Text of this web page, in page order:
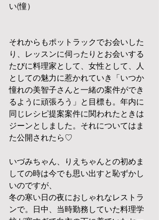
い(憧）
それからもポットラックでお会いした
り、レッスンに伺ったりとお会いする
たびに料理家として、女性として、人
としての魅力に惹かれていき「いつか
憧れの美智子さんと一緒の案件ができ
るように頑張ろう」と目標も。年内に
同じレシピ提案案件に関われたときは
ジーンとしました。それについてはま
た公開されたら♡
いづみちゃん、りえちゃんとの初めま
しての時は今でも思い出すと恥ずかし
いのですが、
冬の寒い日の夜におしゃれなレストラ
ンで。日中、当時勤務していた料理学